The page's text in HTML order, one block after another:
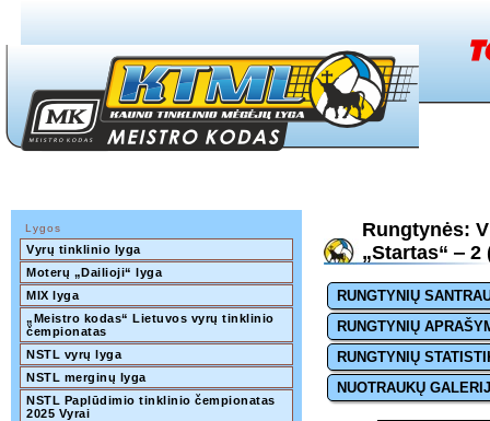
Lygos
Vyrų tinklinio lyga
Moterų „Dailioji“ lyga
MIX lyga
„Meistro kodas“ Lietuvos vyrų tinklinio
čempionatas
NSTL vyrų lyga
NSTL merginų lyga
NSTL Paplūdimio tinklinio čempionatas
2025 Vyrai
Rungtynės:
„Startas“ ‒ 2
RUNGTYNIŲ
RUNGTYNIŲ
RUNGTYNIŲ
NUOTRAUKŲ